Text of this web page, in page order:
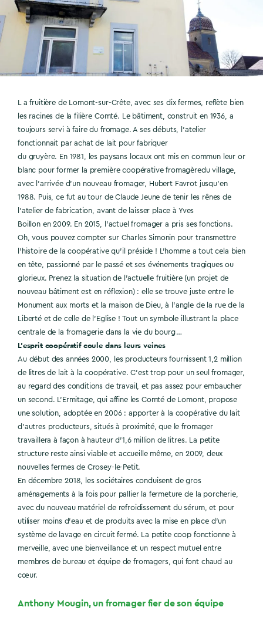
L a fruitière de Lomont-sur-Crête, avec ses dix fermes, reflète bien
les racines de la filière Comté. Le bâtiment, construit en 1936, a
toujours servi à faire du fromage. A ses débuts, l’atelier
fonctionnait par achat de lait pour fabriquer
du gruyère. En 1981, les paysans locaux ont mis en commun leur or
blanc pour former la première coopérative fromagèredu village,
avec l’arrivée d’un nouveau fromager, Hubert Favrot jusqu’en
1988. Puis, ce fut au tour de Claude Jeune de tenir les rênes de
l’atelier de fabrication, avant de laisser place à Yves
Boillon en 2009. En 2015, l’actuel fromager a pris ses fonctions.
Oh, vous pouvez compter sur Charles Simonin pour transmettre
l’histoire de la coopérative qu’il préside ! L’homme a tout cela bien
en tête, passionné par le passé et ses événements tragiques ou
glorieux. Prenez la situation de l’actuelle fruitière (un projet de
nouveau bâtiment est en réflexion) : elle se trouve juste entre le
Monument aux morts et la maison de Dieu, à l’angle de la rue de la
Liberté et de celle de l’Eglise ! Tout un symbole illustrant la place
centrale de la fromagerie dans la vie du bourg …
L’esprit coopératif coule dans leurs veines
Au début des années 2000, les producteurs fournissent 1,2 million
de litres de lait à la coopérative. C’est trop pour un seul fromager,
au regard des conditions de travail, et pas assez pour embaucher
un second. L’Ermitage, qui affine les Comté de Lomont, propose
une solution, adoptée en 2006 : apporter à la coopérative du lait
d’autres producteurs, situés à proximité, que le fromager
travaillera à façon à hauteur d’1,6 million de litres. La petite
structure reste ainsi viable et accueille même, en 2009, deux
nouvelles fermes de Crosey-le-Petit.
En décembre 2018, les sociétaires conduisent de gros
aménagements à la fois pour pallier la fermeture de la porcherie,
avec du nouveau matériel de refroidissement du sérum, et pour
utiliser moins d’eau et de produits avec la mise en place d’un
système de lavage en circuit fermé. La petite coop fonctionne à
merveille, avec une bienveillance et un respect mutuel entre
membres de bureau et équipe de fromagers, qui font chaud au
cœur.
Anthony Mougin, un fromager fier de son équipe